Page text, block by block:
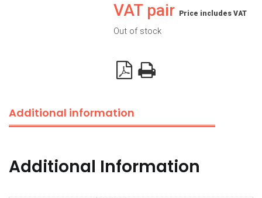
VAT pair
Price includes VAT
Out of stock
Additional information
Additional Information